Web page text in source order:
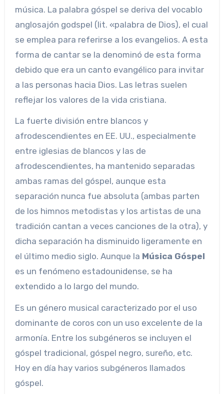
música. La palabra góspel se deriva del vocablo
anglosajón godspel (lit. «palabra de Dios), el cual
se emplea para referirse a los evangelios. A esta
forma de cantar se la denominó de esta forma
debido que era un canto evangélico para invitar
a las personas hacia Dios. Las letras suelen
reflejar los valores de la vida cristiana.
La fuerte división entre blancos y
afrodescendientes en EE. UU., especialmente
entre iglesias de blancos y las de
afrodescendientes, ha mantenido separadas
ambas ramas del góspel, aunque esta
separación nunca fue absoluta (ambas parten
de los himnos metodistas y los artistas de una
tradición cantan a veces canciones de la otra), y
dicha separación ha disminuido ligeramente en
el último medio siglo. Aunque la Música Góspel
es un fenómeno estadounidense, se ha
extendido a lo largo del mundo.
Es un género musical caracterizado por el uso
dominante de coros con un uso excelente de la
armonía. Entre los subgéneros se incluyen el
góspel tradicional, góspel negro, sureño, etc.
Hoy en día hay varios subgéneros llamados
góspel.